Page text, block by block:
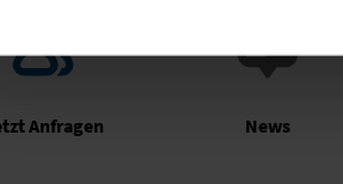
Anfragen News